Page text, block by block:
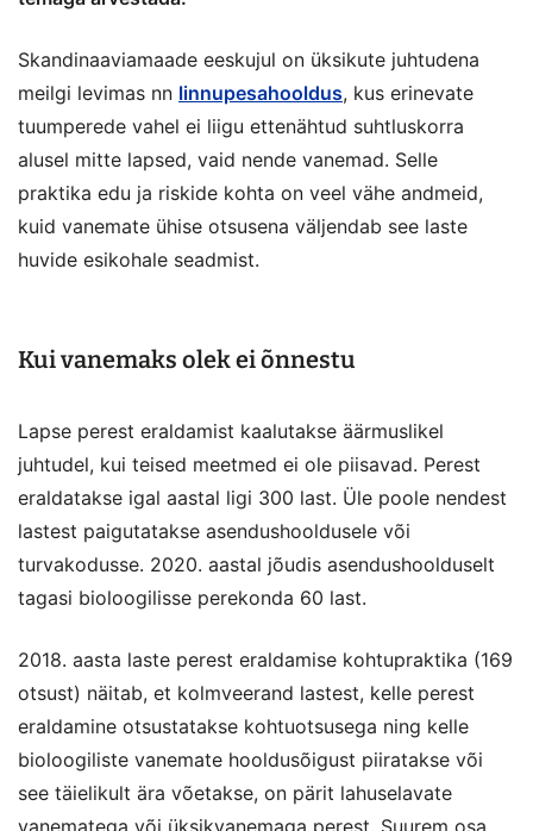
Skandinaaviamaade eeskujul on üksikute juhtudena
meilgi levimas nn linnupesahooldus, kus erinevate
tuumperede vahel ei liigu ettenähtud suhtluskorra
alusel mitte lapsed, vaid nende vanemad. Selle
praktika edu ja riskide kohta on veel vähe andmeid,
kuid vanemate ühise otsusena väljendab see laste
huvide esikohale seadmist.
Kui vanemaks olek ei õnnestu
Lapse perest eraldamist kaalutakse äärmuslikel
juhtudel, kui teised meetmed ei ole piisavad. Perest
eraldatakse igal aastal ligi 300 last. Üle poole nendest
lastest paigutatakse asendushooldusele või
turvakodusse. 2020. aastal jõudis asendushoolduselt
tagasi bioloogilisse perekonda 60 last.
2018. aasta laste perest eraldamise kohtupraktika (169
otsust) näitab, et kolmveerand lastest, kelle perest
eraldamine otsustatakse kohtuotsusega ning kelle
bioloogiliste vanemate hooldusõigust piiratakse või
see täielikult ära võetakse, on pärit lahuselavate
vanematega või üksikvanemaga perest. Suurem osa